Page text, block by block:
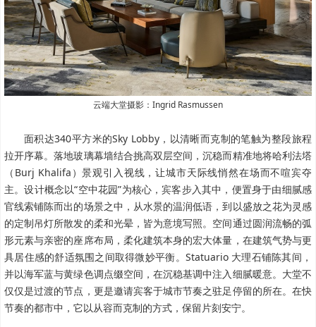
云端大堂摄影：Ingrid Rasmussen
面积达340平方米的Sky Lobby，以清晰而克制的笔触为整段旅程
拉开序幕。落地玻璃幕墙结合挑高双层空间，沉稳而精准地将哈利法塔
（Burj Khalifa）景观引入视线，让城市天际线悄然在场而不喧宾夺
主。设计概念以“空中花园”为核心，宾客步入其中，便置身于由细腻感
官线索铺陈而出的场景之中，从水景的温润低语，到以盛放之花为灵感
的定制吊灯所散发的柔和光晕，皆为意境写照。空间通过圆润流畅的弧
形元素与亲密的座席布局，柔化建筑本身的宏大体量，在建筑气势与更
具居住感的舒适氛围之间取得微妙平衡。Statuario 大理石铺陈其间，
并以海军蓝与黄绿色调点缀空间，在沉稳基调中注入细腻暖意。大堂不
仅仅是过渡的节点，更是邀请宾客于城市节奏之驻足停留的所在。在快
节奏的都市中，它以从容而克制的方式，保留片刻安宁。